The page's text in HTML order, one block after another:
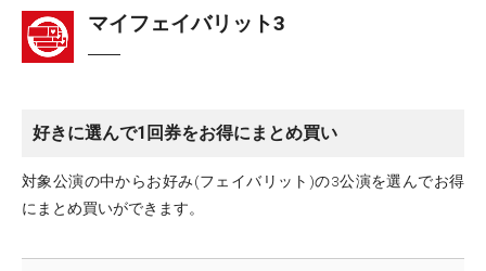
マイフェイバリット3
好きに選んで1回券をお得にまとめ買い
対象公演の中からお好み(フェイバリット)の3公演を選んでお得
にまとめ買いができます。